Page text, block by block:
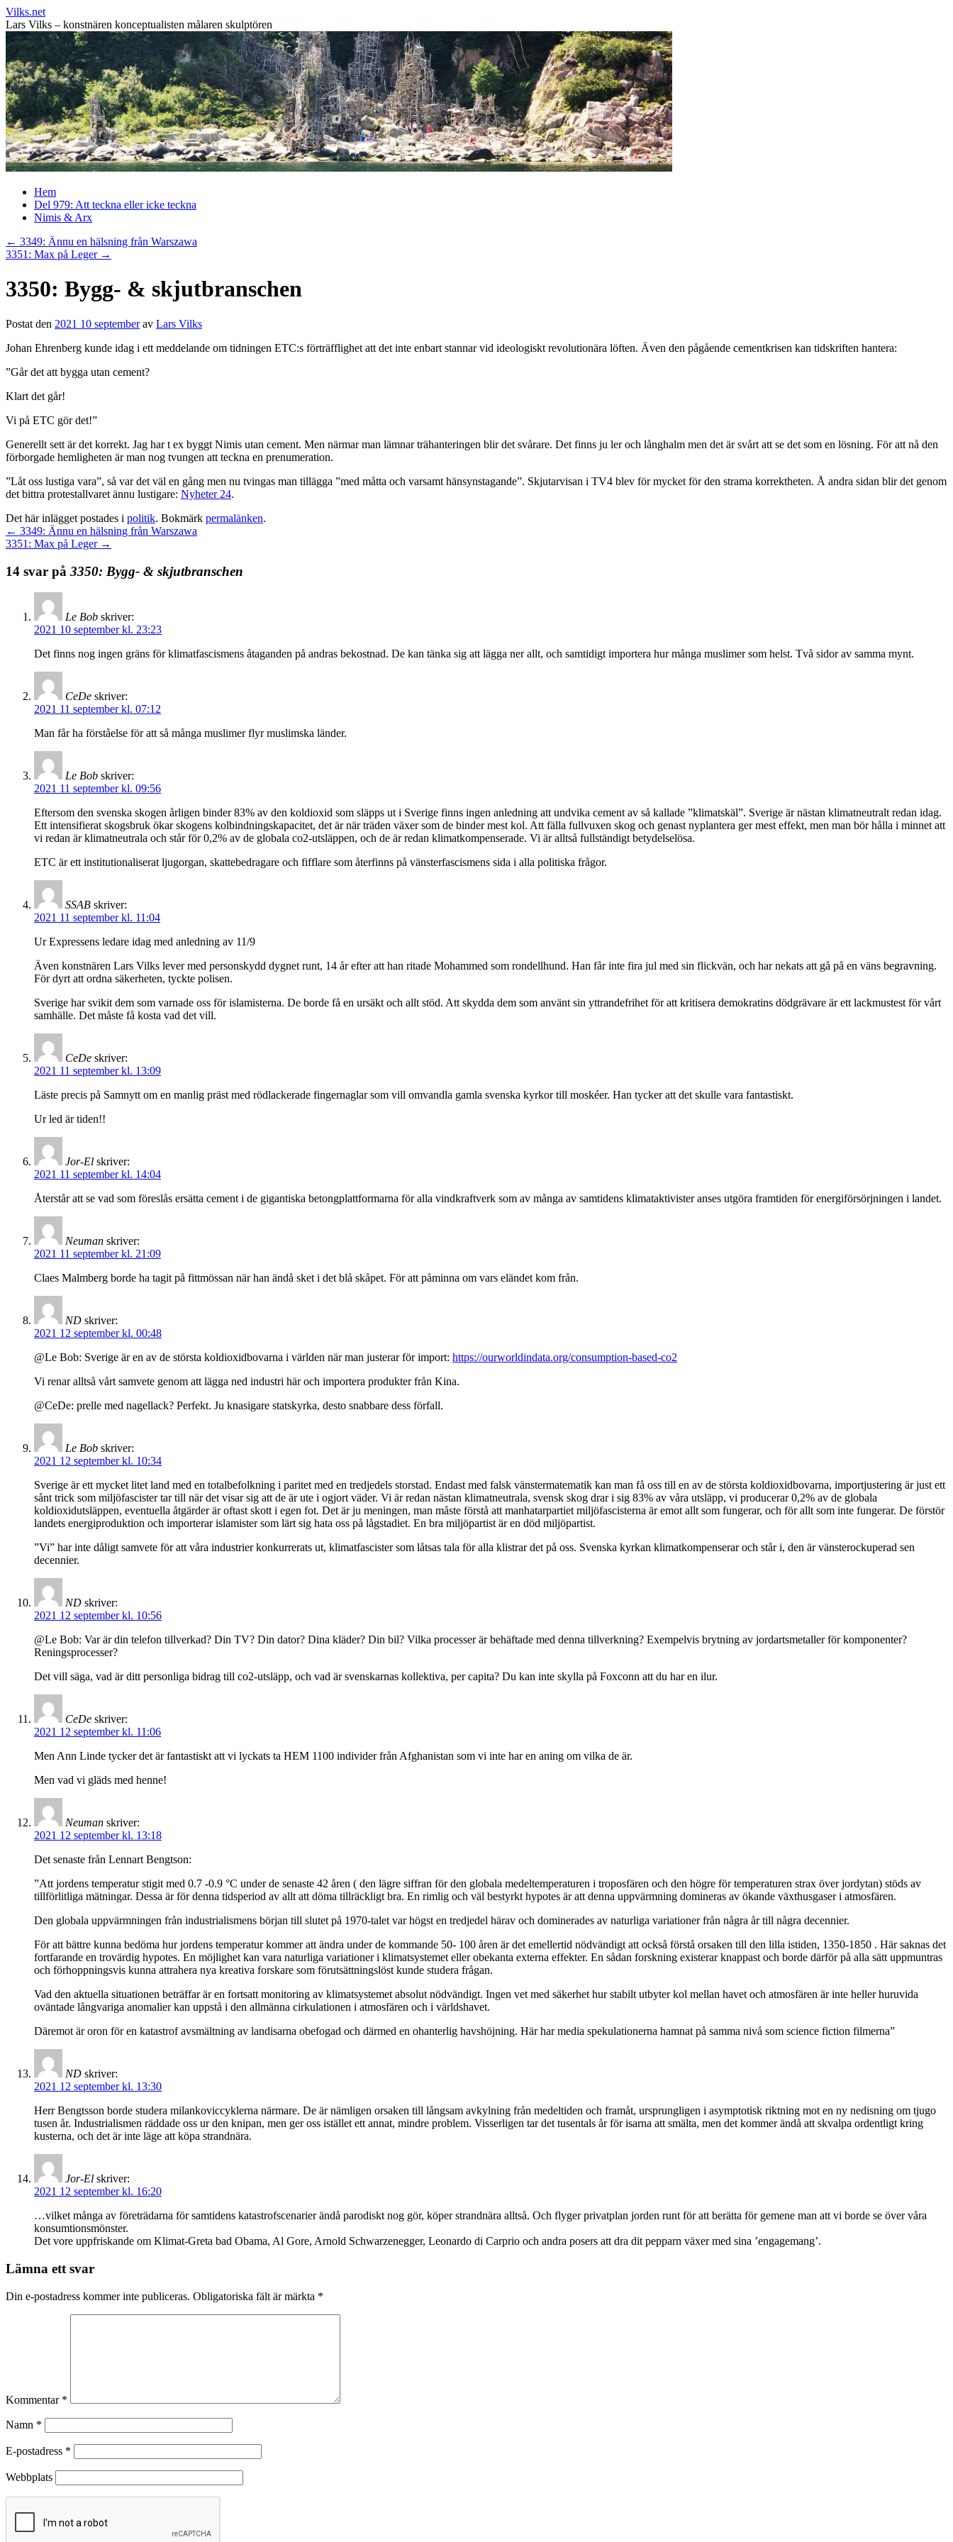
Vilks.net
Lars Vilks – konstnären konceptualisten målaren skulptören
Hoppa
innehåll
Hem
Del 979: Att teckna eller icke teckna
Nimis & Arx
← 3349: Ännu en hälsning från Warszawa
3351: Max på Leger →
3350: Bygg- & skjutbranschen
Postat den 2021 10 september av Lars Vilks
Johan Ehrenberg kunde idag i ett meddelande om tidningen ETC:s förträfflighet att det inte enbart stannar vid ideologiskt revolutionära löften. Även den pågående cementkrisen kan tidskriften hantera:
”Går det att bygga utan cement?
Klart det går!
Vi på ETC gör det!”
Generellt sett är det korrekt. Jag har t ex byggt Nimis utan cement. Men närmar man lämnar trähanteringen blir det svårare. Det finns ju ler och långhalm men det är svårt att se det som en lösning. För att nå den
förborgade hemligheten är man nog tvungen att teckna en prenumeration.
”Låt oss lustiga vara”, så var det väl en gång men nu tvingas man tillägga ”med måtta och varsamt hänsynstagande”. Skjutarvisan i TV4 blev för mycket för den strama korrektheten. Å andra sidan blir det genom
det bittra protestallvaret ännu lustigare: Nyheter 24.
Det här inlägget postades i politik. Bokmärk permalänken.
← 3349: Ännu en hälsning från Warszawa
3351: Max på Leger →
14 svar på 3350: Bygg- & skjutbranschen
Le Bob skriver:
2021 10 september kl. 23:23
Det finns nog ingen gräns för klimatfascismens åtaganden på andras bekostnad. De kan tänka sig att lägga ner allt, och samtidigt importera hur många muslimer som helst. Två sidor av samma mynt.
CeDe skriver:
2021 11 september kl. 07:12
Man får ha förståelse för att så många muslimer flyr muslimska länder.
Le Bob skriver:
2021 11 september kl. 09:56
Eftersom den svenska skogen årligen binder 83% av den koldioxid som släpps ut i Sverige finns ingen anledning att undvika cement av så kallade ”klimatskäl”. Sverige är nästan klimatneutralt redan idag.
Ett intensifierat skogsbruk ökar skogens kolbindningskapacitet, det är när träden växer som de binder mest kol. Att fälla fullvuxen skog och genast nyplantera ger mest effekt, men man bör hålla i minnet att
vi redan är klimatneutrala och står för 0,2% av de globala co2-utsläppen, och de är redan klimatkompenserade. Vi är alltså fullständigt betydelselösa.
ETC är ett institutionaliserat ljugorgan, skattebedragare och fifflare som återfinns på vänsterfascismens sida i alla politiska frågor.
SSAB skriver:
2021 11 september kl. 11:04
Ur Expressens ledare idag med anledning av 11/9
Även konstnären Lars Vilks lever med personskydd dygnet runt, 14 år efter att han ritade Mohammed som rondellhund. Han får inte fira jul med sin flickvän, och har nekats att gå på en väns begravning.
För dyrt att ordna säkerheten, tyckte polisen.
Sverige har svikit dem som varnade oss för islamisterna. De borde få en ursäkt och allt stöd. Att skydda dem som använt sin yttrandefrihet för att kritisera demokratins dödgrävare är ett lackmustest för vårt
samhälle. Det måste få kosta vad det vill.
CeDe skriver:
2021 11 september kl. 13:09
Läste precis på Samnytt om en manlig präst med rödlackerade fingernaglar som vill omvandla gamla svenska kyrkor till moskéer. Han tycker att det skulle vara fantastiskt.
Ur led är tiden!!
Jor-El skriver:
2021 11 september kl. 14:04
Återstår att se vad som föreslås ersätta cement i de gigantiska betongplattformarna för alla vindkraftverk som av många av samtidens klimataktivister anses utgöra framtiden för energiförsörjningen i landet.
Neuman skriver:
2021 11 september kl. 21:09
Claes Malmberg borde ha tagit på fittmössan när han ändå sket i det blå skåpet. För att påminna om vars eländet kom från.
ND skriver:
2021 12 september kl. 00:48
@Le Bob: Sverige är en av de största koldioxidbovarna i världen när man justerar för import: https://ourworldindata.org/consumption-based-co2
Vi renar alltså vårt samvete genom att lägga ned industri här och importera produkter från Kina.
@CeDe: prelle med nagellack? Perfekt. Ju knasigare statskyrka, desto snabbare dess förfall.
Le Bob skriver:
2021 12 september kl. 10:34
Sverige är ett mycket litet land med en totalbefolkning i paritet med en tredjedels storstad. Endast med falsk vänstermatematik kan man få oss till en av de största koldioxidbovarna, importjustering är just ett
sånt trick som miljöfascister tar till när det visar sig att de är ute i ogjort väder. Vi är redan nästan klimatneutrala, svensk skog drar i sig 83% av våra utsläpp, vi producerar 0,2% av de globala
koldioxidutsläppen, eventuella åtgärder är oftast skott i egen fot. Det är ju meningen, man måste förstå att manhatarpartiet miljöfascisterna är emot allt som fungerar, och för allt som inte fungerar. De förstör
landets energiproduktion och importerar islamister som lärt sig hata oss på lågstadiet. En bra miljöpartist är en död miljöpartist.
”Vi” har inte dåligt samvete för att våra industrier konkurrerats ut, klimatfascister som låtsas tala för alla klistrar det på oss. Svenska kyrkan klimatkompenserar och står i, den är vänsterockuperad sen
decennier.
ND skriver:
2021 12 september kl. 10:56
@Le Bob: Var är din telefon tillverkad? Din TV? Din dator? Dina kläder? Din bil? Vilka processer är behäftade med denna tillverkning? Exempelvis brytning av jordartsmetaller för komponenter?
Reningsprocesser?
Det vill säga, vad är ditt personliga bidrag till co2-utsläpp, och vad är svenskarnas kollektiva, per capita? Du kan inte skylla på Foxconn att du har en ilur.
CeDe skriver:
2021 12 september kl. 11:06
Men Ann Linde tycker det är fantastiskt att vi lyckats ta HEM 1100 individer från Afghanistan som vi inte har en aning om vilka de är.
Men vad vi gläds med henne!
Neuman skriver:
2021 12 september kl. 13:18
Det senaste från Lennart Bengtson:
”Att jordens temperatur stigit med 0.7 -0.9 °C under de senaste 42 åren ( den lägre siffran för den globala medeltemperaturen i troposfären och den högre för temperaturen strax över jordytan) stöds av
tillförlitliga mätningar. Dessa är för denna tidsperiod av allt att döma tillräckligt bra. En rimlig och väl bestyrkt hypotes är att denna uppvärmning domineras av ökande växthusgaser i atmosfären.
Den globala uppvärmningen från industrialismens början till slutet på 1970-talet var högst en tredjedel härav och dominerades av naturliga variationer från några år till några decennier.
För att bättre kunna bedöma hur jordens temperatur kommer att ändra under de kommande 50- 100 åren är det emellertid nödvändigt att också förstå orsaken till den lilla istiden, 1350-1850 . Här saknas det
fortfarande en trovärdig hypotes. En möjlighet kan vara naturliga variationer i klimatsystemet eller obekanta externa effekter. En sådan forskning existerar knappast och borde därför på alla sätt uppmuntras
och förhoppningsvis kunna attrahera nya kreativa forskare som förutsättningslöst kunde studera frågan.
Vad den aktuella situationen beträffar är en fortsatt monitoring av klimatsystemet absolut nödvändigt. Ingen vet med säkerhet hur stabilt utbyter kol mellan havet och atmosfären är inte heller huruvida
oväntade långvariga anomalier kan uppstå i den allmänna cirkulationen i atmosfären och i världshavet.
Däremot är oron för en katastrof avsmältning av landisarna obefogad och därmed en ohanterlig havshöjning. Här har media spekulationerna hamnat på samma nivå som science fiction filmerna”
ND skriver:
2021 12 september kl. 13:30
Herr Bengtsson borde studera milankoviccyklerna närmare. De är nämligen orsaken till långsam avkylning från medeltiden och framåt, ursprungligen i asymptotisk riktning mot en ny nedisning om tjugo
tusen år. Industrialismen räddade oss ur den knipan, men ger oss istället ett annat, mindre problem. Visserligen tar det tusentals år för isarna att smälta, men det kommer ändå att skvalpa ordentligt kring
kusterna, och det är inte läge att köpa strandnära.
Jor-El skriver:
2021 12 september kl. 16:20
…vilket många av företrädarna för samtidens katastrofscenarier ändå parodiskt nog gör, köper strandnära alltså. Och flyger privatplan jorden runt för att berätta för gemene man att vi borde se över våra
konsumtionsmönster.
Det vore uppfriskande om Klimat-Greta bad Obama, Al Gore, Arnold Schwarzenegger, Leonardo di Carprio och andra posers att dra dit pepparn växer med sina ’engagemang’.
Lämna ett svar
Din e-postadress kommer inte publiceras. Obligatoriska fält är märkta *
Kommentar *
Namn *
E-postadress *
Webbplats